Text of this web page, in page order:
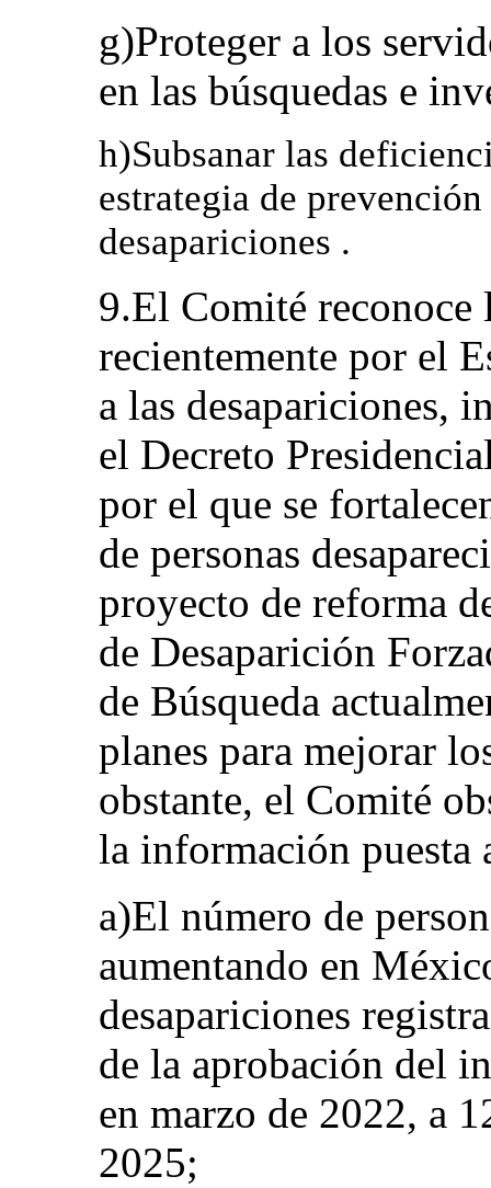
g)Proteger a los
en las búsquedas e
h)Subsanar las
estrategia de
desapariciones .
9.El Comité reconoce
recientemente por el
a las desapariciones,
el Decreto
por el que se
de personas
proyecto de reforma
de Desaparición
de Búsqueda
planes para mejorar
obstante, el Comité
la información puesta
a)El número de
aumentando en
desapariciones
de la aprobación del
en marzo de 2022, a
2025;